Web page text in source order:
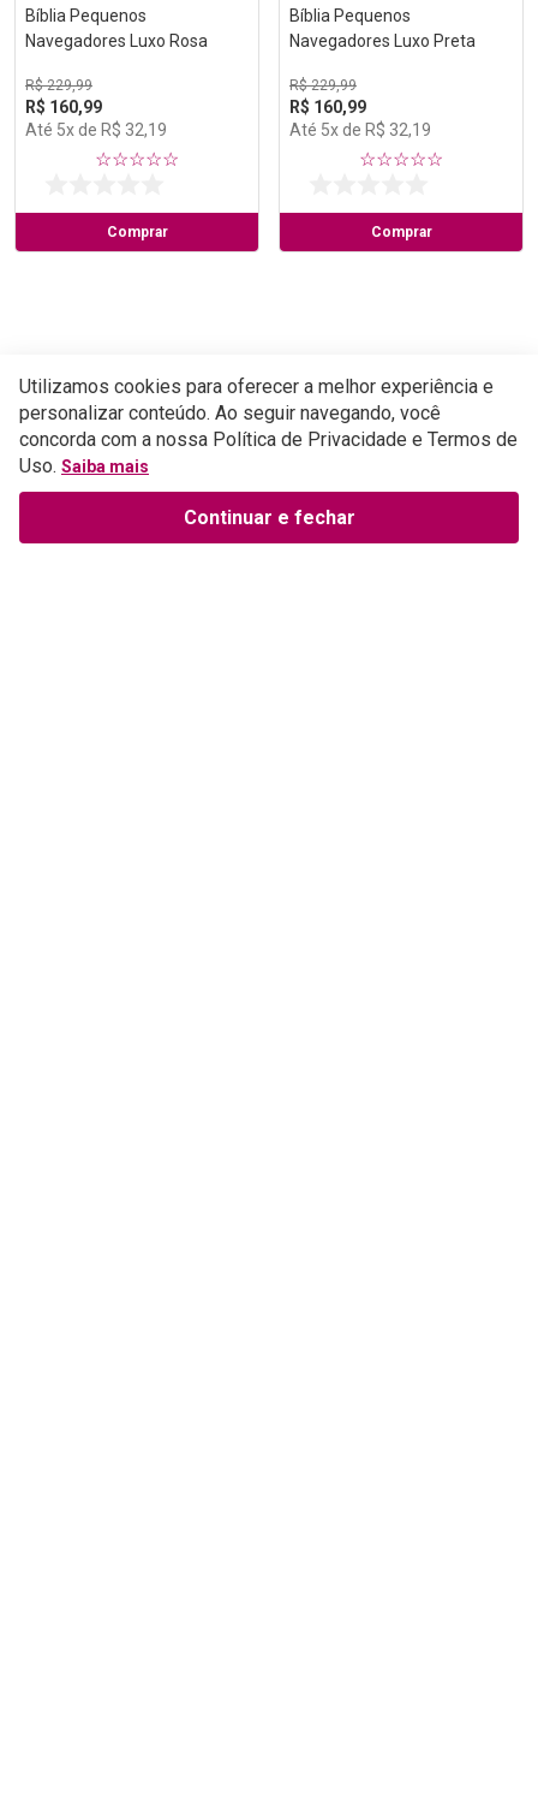
Bíblia Pequenos
Navegadores Luxo Rosa
R$ 229,99
R$ 160,99
Até 5x de R$ 32,19
☆☆☆☆☆
Comprar
Bíblia Pequenos
Navegadores Luxo Preta
R$ 229,99
R$ 160,99
Até 5x de R$ 32,19
☆☆☆☆☆
Comprar
Utilizamos cookies para oferecer a melhor experiência e
personalizar conteúdo. Ao seguir navegando, você
concorda com a nossa Política de Privacidade e Termos de
Uso. Saiba mais
Continuar e fechar